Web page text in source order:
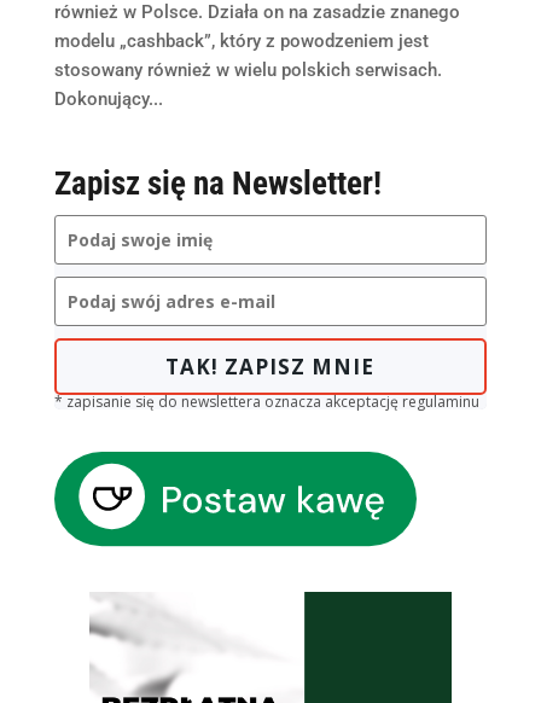
również w Polsce. Działa on na zasadzie znanego
modelu „cashback”, który z powodzeniem jest
stosowany również w wielu polskich serwisach.
Dokonujący...
Zapisz się na Newsletter!
TAK! ZAPISZ MNIE
* zapisanie się do newslettera oznacza akceptację regulaminu